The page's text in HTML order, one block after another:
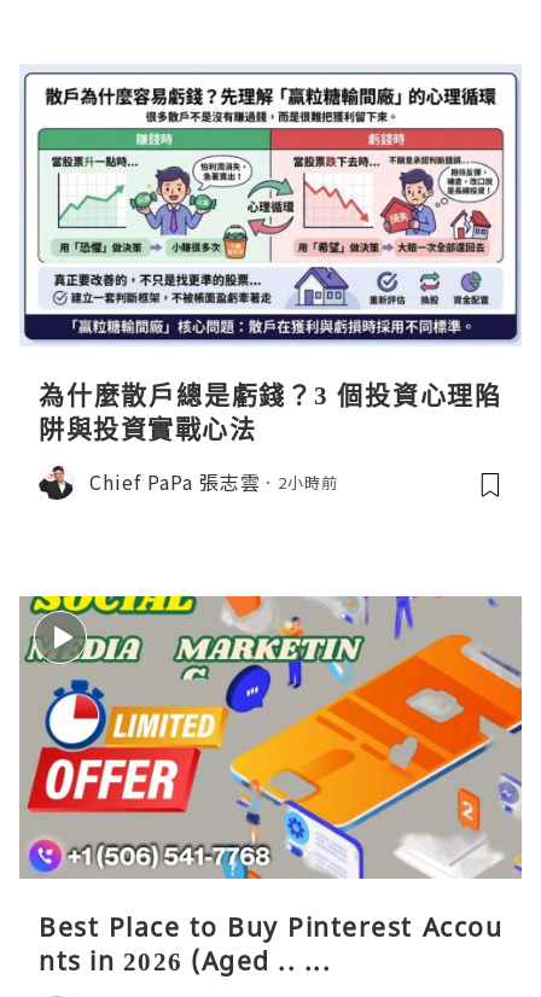
為什麼散戶總是虧錢？3 個投資心理陷
阱與投資實戰心法
Chief PaPa 張志雲 2小時前
Best Place to Buy Pinterest Accou
nts in 2026 (Aged .. ...